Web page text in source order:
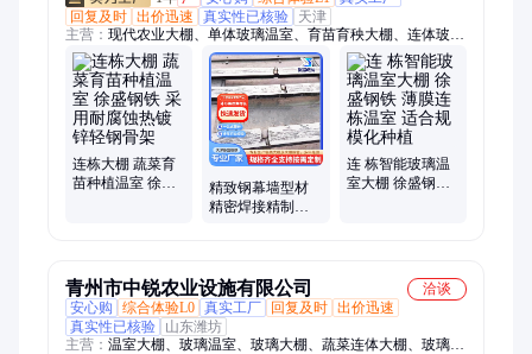
回复及时 出价迅速 真实性已核验
天津
主营： 现代农业大棚、单体玻璃温室、育苗育秧大棚、连体玻璃
温室、栽培玻璃温室、玻璃温室大棚、玻璃温室、大棚钢管、大
棚管、镀锌椭圆管、冷棚、暖棚、连栋温室、连栋大棚、养殖大
棚、水产养殖棚、蔬菜大棚、包塑养殖棚、仓库大棚、肩并肩大
棚、日光温室大棚、水产大棚、育苗棚、椭圆管大棚
连栋大棚 蔬菜育
苗种植温室 徐盛
精致钢幕墙型材
精密焊接精制钢
连 栋智能玻璃温
室大棚 徐盛钢铁
青州市中锐农业设施有限公司
洽谈
安心购
综合体验L0 真实工厂 回复及时 出价迅速
真实性已核验
山东潍坊
主营： 温室大棚、玻璃温室、玻璃大棚、蔬菜连体大棚、玻璃连